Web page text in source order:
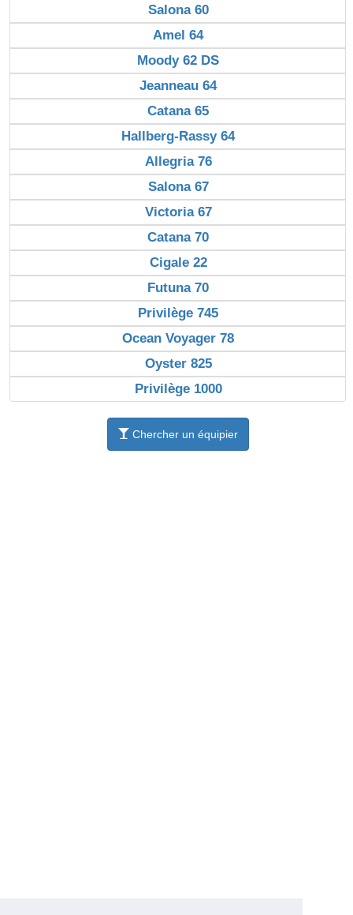
Salona 60
Amel 64
Moody 62 DS
Jeanneau 64
Catana 65
Hallberg-Rassy 64
Allegria 76
Salona 67
Victoria 67
Catana 70
Cigale 22
Futuna 70
Privilège 745
Ocean Voyager 78
Oyster 825
Privilège 1000
Chercher un équipier